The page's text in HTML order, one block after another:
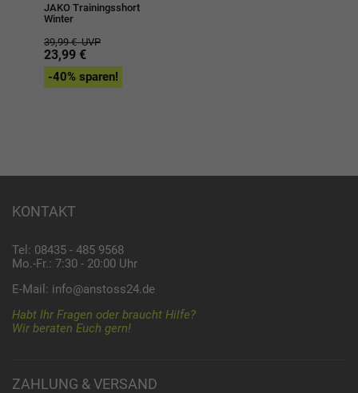
JAKO Trainingsshort
Winter
39,99 €UVP
23,99 €
-40% sparen!
KONTAKT
Tel: 08435 - 485 9568
Mo.-Fr.: 7:30 - 20:00 Uhr
E-Mail: info@anstoss24.de
Habt Ihr Fragen oder braucht Hilfe?
Wir beraten Euch gern!
ZAHLUNG & VERSAND